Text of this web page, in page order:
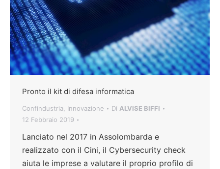
Pronto il kit di difesa informatica
Confindustria, Innovazione Di ALVISE BIFFI
12 Febbraio 2019
Lanciato nel 2017 in Assolombarda e
realizzato con il Cini, il Cybersecurity check
aiuta le imprese a valutare il proprio profilo di